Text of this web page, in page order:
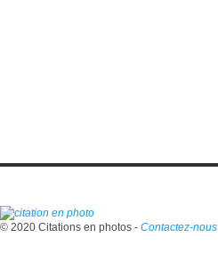
© 2020 Citations en photos - Contactez-nous